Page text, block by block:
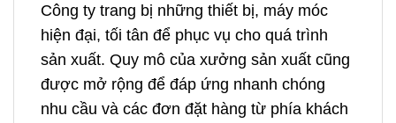
Công ty trang bị những thiết bị, máy móc
hiện đại, tối tân để phục vụ cho quá trình
sản xuất. Quy mô của xưởng sản xuất cũng
được mở rộng để đáp ứng nhanh chóng
nhu cầu và các đơn đặt hàng từ phía khách